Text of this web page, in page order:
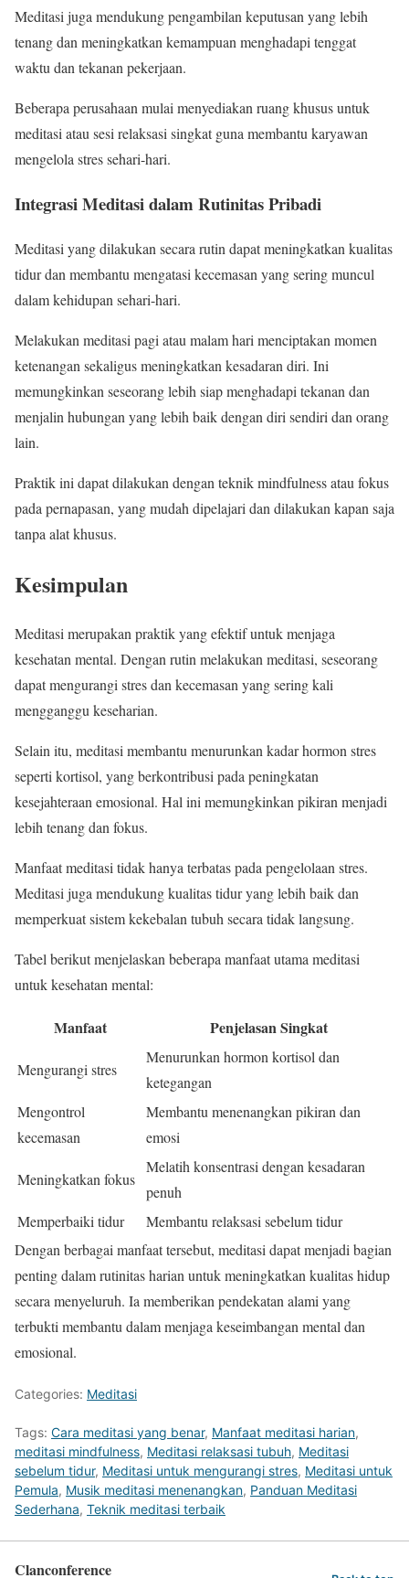
Meditasi juga mendukung pengambilan keputusan yang lebih
tenang dan meningkatkan kemampuan menghadapi tenggat
waktu dan tekanan pekerjaan.
Beberapa perusahaan mulai menyediakan ruang khusus untuk
meditasi atau sesi relaksasi singkat guna membantu karyawan
mengelola stres sehari-hari.
Integrasi Meditasi dalam Rutinitas Pribadi
Meditasi yang dilakukan secara rutin dapat meningkatkan kualitas
tidur dan membantu mengatasi kecemasan yang sering muncul
dalam kehidupan sehari-hari.
Melakukan meditasi pagi atau malam hari menciptakan momen
ketenangan sekaligus meningkatkan kesadaran diri. Ini
memungkinkan seseorang lebih siap menghadapi tekanan dan
menjalin hubungan yang lebih baik dengan diri sendiri dan orang
lain.
Praktik ini dapat dilakukan dengan teknik mindfulness atau fokus
pada pernapasan, yang mudah dipelajari dan dilakukan kapan saja
tanpa alat khusus.
Kesimpulan
Meditasi merupakan praktik yang efektif untuk menjaga
kesehatan mental. Dengan rutin melakukan meditasi, seseorang
dapat mengurangi stres dan kecemasan yang sering kali
mengganggu keseharian.
Selain itu, meditasi membantu menurunkan kadar hormon stres
seperti kortisol, yang berkontribusi pada peningkatan
kesejahteraan emosional. Hal ini memungkinkan pikiran menjadi
lebih tenang dan fokus.
Manfaat meditasi tidak hanya terbatas pada pengelolaan stres.
Meditasi juga mendukung kualitas tidur yang lebih baik dan
memperkuat sistem kekebalan tubuh secara tidak langsung.
Tabel berikut menjelaskan beberapa manfaat utama meditasi
untuk kesehatan mental:
Manfaat Penjelasan Singkat
Mengurangi stres
Menurunkan hormon kortisol dan
ketegangan
Mengontrol
kecemasan
Membantu menenangkan pikiran dan
emosi
Meningkatkan fokus
Melatih konsentrasi dengan kesadaran
penuh
Memperbaiki tidur
Membantu relaksasi sebelum tidur
Dengan berbagai manfaat tersebut, meditasi dapat menjadi bagian
penting dalam rutinitas harian untuk meningkatkan kualitas hidup
secara menyeluruh. Ia memberikan pendekatan alami yang
terbukti membantu dalam menjaga keseimbangan mental dan
emosional.
Categories: Meditasi
Tags: Cara meditasi yang benar, Manfaat meditasi harian,
meditasi mindfulness, Meditasi relaksasi tubuh, Meditasi
sebelum tidur, Meditasi untuk mengurangi stres, Meditasi untuk
Pemula, Musik meditasi menenangkan, Panduan Meditasi
Sederhana, Teknik meditasi terbaik
Clanconference